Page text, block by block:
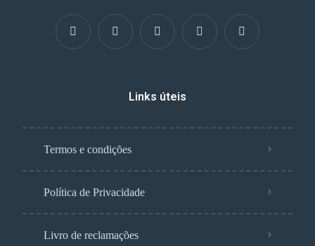
Links úteis
Termos e condições
Política de Privacidade
Livro de reclamações